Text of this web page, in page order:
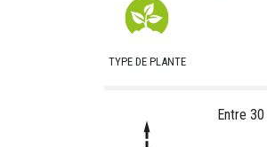
TYPE DE PLANTE
Entre